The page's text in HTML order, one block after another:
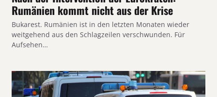
Rumänien kommt nicht aus der Krise
Bukarest. Rumänien ist in den letzten Monaten wieder
weitgehend aus den Schlagzeilen verschwunden. Für
Aufsehen…